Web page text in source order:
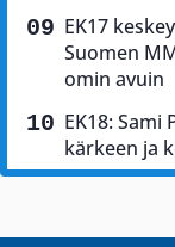
EK17
Suomen
omin avuin
EK18:
kärkeen ja